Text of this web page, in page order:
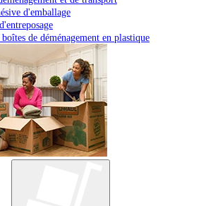
d'emballage
de déménagement en plastique